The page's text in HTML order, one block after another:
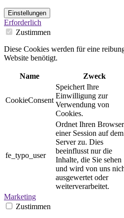
Einstellungen
Erforderlich
Zustimmen
Diese Cookies werden für eine
Website benötigt.
Name Zweck
CookieConsent
Speichert Ihre
Einwilligung zur
Verwendung von
Cookies.
fe_typo_user
Ordnet Ihren Browser
einer Session auf dem
Server zu. Dies
beeinflusst nur die
Inhalte, die Sie sehen
und wird von uns
ausgewertet oder
weiterverarbeitet.
Marketing
Zustimmen